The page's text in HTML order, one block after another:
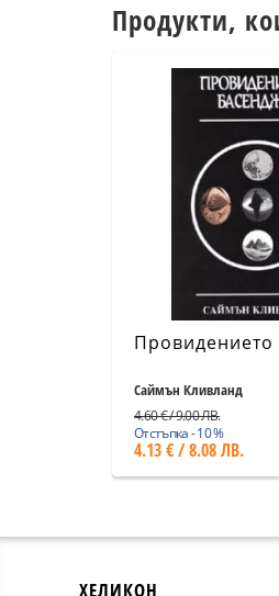
Продукти,
Провидението
Саймън Кливланд
4.60 € / 9.00 ЛВ.
Отстъпка - 10 %
4.13 € / 8.08 ЛВ.
ХЕЛИКОН